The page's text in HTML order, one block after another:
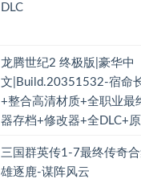
DLC
龙腾世纪2 终极版|豪华中
文|Build.20351532-宿命
+整合高清材质+全职业最
器存档+修改器+全DLC+
三国群英传1-7最终传奇
雄逐鹿-谋阵风云